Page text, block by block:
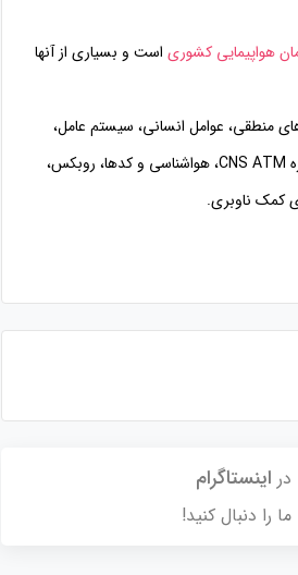
هواپیمایی کشوری است و بسیاری از آنها
منطقی، عوامل انسانی، سیستم عامل،
اصول مخابرات، مقررات مخابرات، حقوق هواپیمایی، زبان تخصصی مخابرات هواپیمایی، مخابرات ماهواره CNS ATM، هواشناسی و کدها، روبکس،
کمک ناوبری.
در اینستاگرام
ما را دنبال کنید!